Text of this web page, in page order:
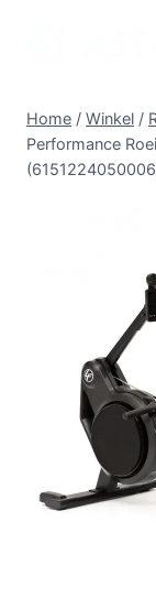
Home / Winkel /
Performance